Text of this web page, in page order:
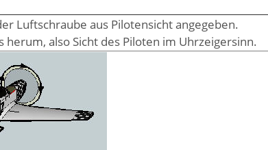
Luftschraube aus Pilotensicht angegeben.
also Sicht des Piloten im Uhrzeigersinn.